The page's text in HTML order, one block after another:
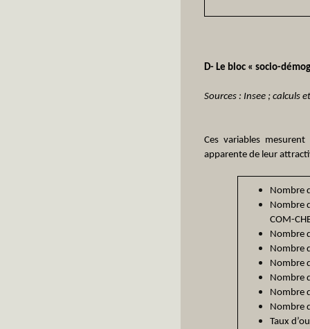
D- Le bloc « socio-
Sources : Insee ; calculs
Ces variables
apparente de leur
Nombre
Nombre
COM-
Nombre
Nombre
Nombre
Nombre
Nombre
Nombre
Taux